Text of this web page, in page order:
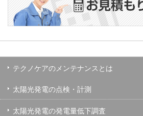
テクノケアのメンテナンスとは
太陽光発電の点検・計測
太陽光発電の発電量低下調査